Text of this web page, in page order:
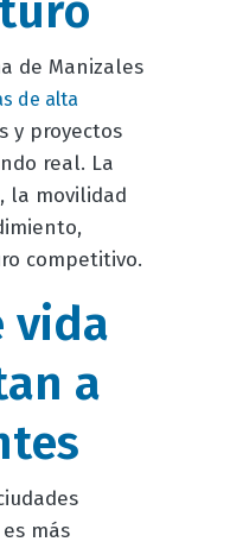
de Manizales
de alta
y proyectos
real. La
la movilidad
competitivo.
vida
a
más